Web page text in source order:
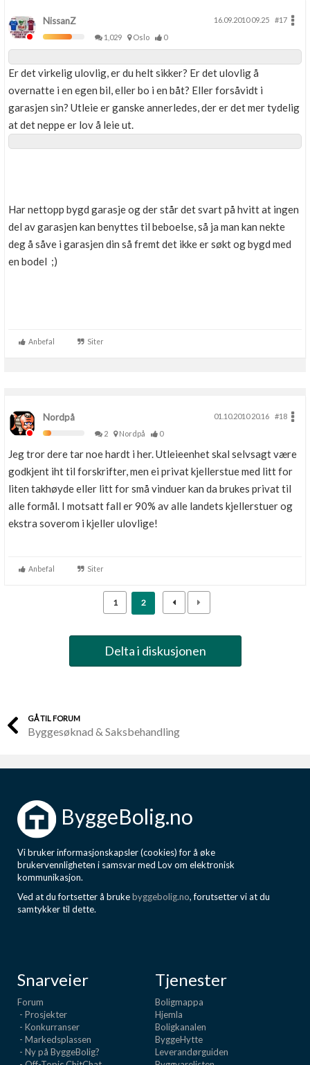
NissanZ 16.09.2010 09.25
#17
1,029
Oslo 0
Er det virkelig ulovlig, er du helt sikker? Er det ulovlig å
overnatte i en egen bil, eller bo i en båt? Eller forsåvidt i
garasjen sin? Utleie er ganske annerledes, der er det mer tydelig
at det neppe er lov å leie ut.
Har nettopp bygd garasje og der står det svart på hvitt at ingen
del av garasjen kan benyttes til beboelse, så ja man kan nekte
deg å såve i garasjen din så fremt det ikke er søkt og bygd med
en bodel ;)
Anbefal Siter
Nordpå 01.10.2010 20.16
#18
2
Nordpå 0
Jeg tror dere tar noe hardt i her. Utleieenhet skal selvsagt være
godkjent iht til forskrifter, men ei privat kjellerstue med litt for
liten takhøyde eller litt for små vinduer kan da brukes privat til
alle formål. I motsatt fall er 90% av alle landets kjellerstuer og
ekstra soverom i kjeller ulovlige!
Anbefal Siter
1 2
Delta i diskusjonen
GÅ TIL FORUM
Byggesøknad & Saksbehandling
ByggeBolig.no
Vi bruker informasjonskapsler (cookies) for å øke
brukervennligheten i samsvar med Lov om elektronisk
kommunikasjon.
Ved at du fortsetter å brukebyggebolig.no, forutsetter vi at du
samtykker til dette.
Snarveier
Forum
- Prosjekter
- Konkurranser
- Markedsplassen
- Ny på ByggeBolig?
Tjenester
Boligmappa
Hjemla
Boligkanalen
ByggeHytte
Leverandørguiden